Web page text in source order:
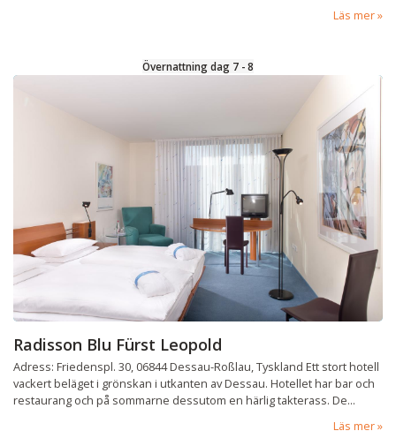
Läs mer
Övernattning dag 7 - 8
Radisson Blu Fürst Leopold
Adress: Friedenspl. 30, 06844 Dessau-Roßlau, Tyskland Ett stort hotell
vackert beläget i grönskan i utkanten av Dessau. Hotellet har bar och
restaurang och på sommarne dessutom en härlig takterass. De...
Läs mer